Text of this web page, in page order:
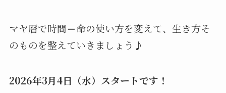
マヤ暦で時間＝命の使い方を変えて、生き方そ
のものを整えていきましょう♪
2026年3月4日（水）スタートです！